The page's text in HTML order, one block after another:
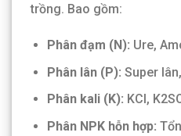
trồng. Bao gồm:
Phân đạm (N): Ure,
Phân lân (P): Super
Phân kali (K): KCl,
Phân NPK hỗn hợp: